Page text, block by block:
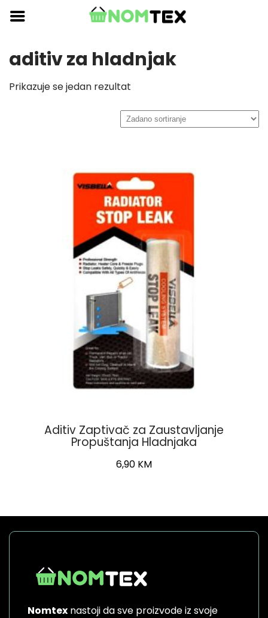
Skip
content
aditiv za hladnjak
Prikazuje se jedan rezultat
Aditiv Zaptivač za Zaustavljanje
Propuštanja Hladnjaka
6,90 KM
Nomtex nastoji da sve proizvode iz svoje